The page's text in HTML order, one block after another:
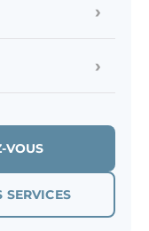
›
›
VOUS
SERVICES